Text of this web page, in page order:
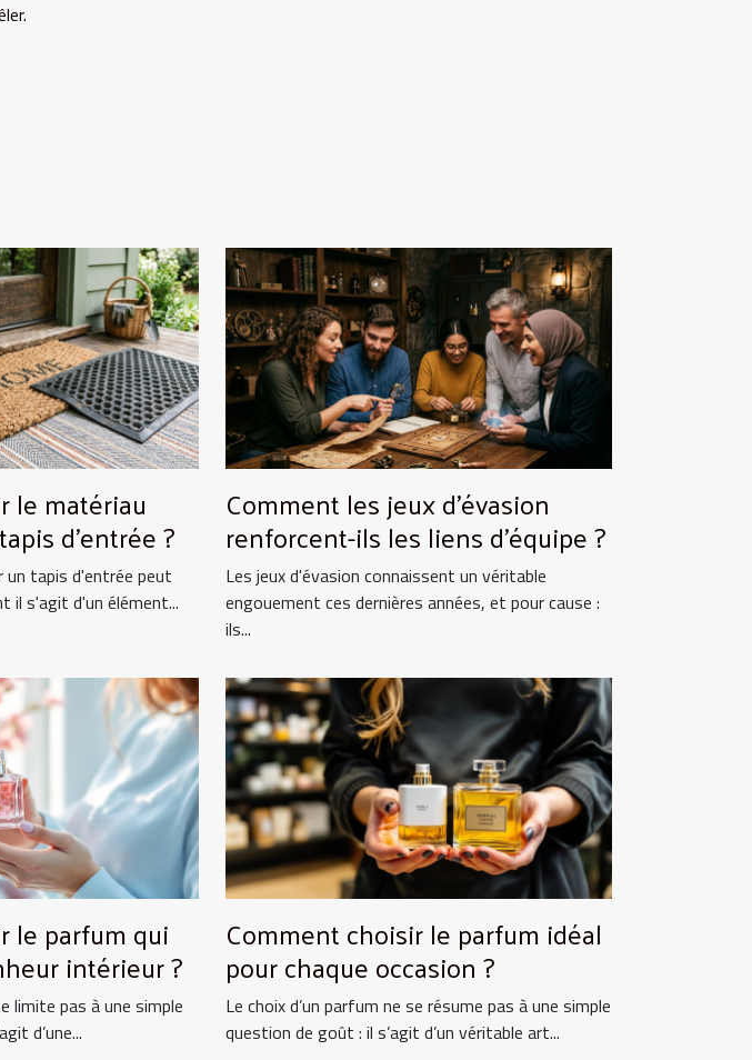
le matériau
d'entrée ?
un tapis d'entrée peut
il s'agit d'un élément...
Comment les jeux d'évasion
renforcent-ils les liens d'équipe ?
Les jeux d'évasion connaissent un véritable
engouement ces dernières années, et pour cause :
ils...
le parfum qui
intérieur ?
limite pas à une simple
d’une...
Comment choisir le parfum idéal
pour chaque occasion ?
Le choix d’un parfum ne se résume pas à une simple
question de goût : il s’agit d’un véritable art...